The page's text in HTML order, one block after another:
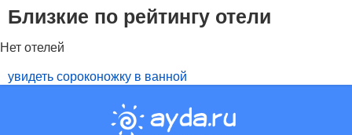
Близкие по рейтингу отели
Нет отелей
увидеть сороконожку в ванной